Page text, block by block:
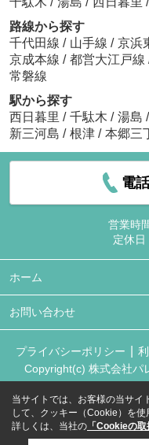
路線から探す
千代田線 / 山手線 / 京浜
京成本線 / 都営大江戸線
常磐線
駅から探す
西日暮里 / 千駄木 / 湯島 /
新三河島 / 根津 / 本郷三
電
営業時
定休日
ホーム
お問い合わせ
プライバシーポリシー
Copyright(c) 株式会社パ
当サイトでは、お客様の当サイ
して、クッキー（Cookie）を使
詳しくは、当社の 「Cookieの